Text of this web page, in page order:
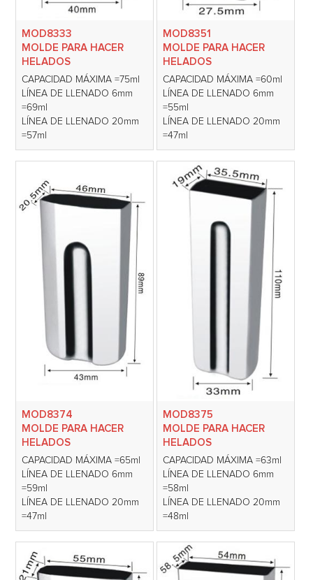
MOD8333
MOLDE PARA HACER
HELADOS
CAPACIDAD MÁXIMA =75ml
LÍNEA DE LLENADO 6mm
=69ml
LÍNEA DE LLENADO 20mm
=57ml
MOD8351
MOLDE PARA HACER
HELADOS
CAPACIDAD MÁXIMA =60ml
LÍNEA DE LLENADO 6mm
=55ml
LÍNEA DE LLENADO 20mm
=47ml
MOD8374
MOLDE PARA HACER
HELADOS
CAPACIDAD MÁXIMA =65ml
LÍNEA DE LLENADO 6mm
=59ml
LÍNEA DE LLENADO 20mm
=47ml
MOD8375
MOLDE PARA HACER
HELADOS
CAPACIDAD MÁXIMA =63ml
LÍNEA DE LLENADO 6mm
=58ml
LÍNEA DE LLENADO 20mm
=48ml